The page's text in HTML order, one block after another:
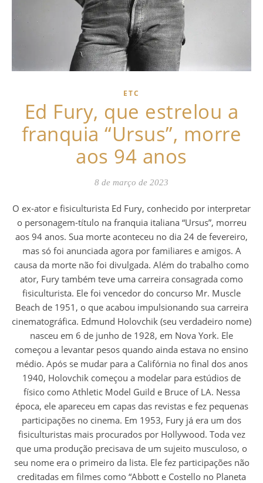
ETC
Ed Fury, que estrelou a
franquia “Ursus”, morre
aos 94 anos
8 de março de 2023
O ex-ator e fisiculturista Ed Fury, conhecido por interpretar
o personagem-título na franquia italiana “Ursus”, morreu
aos 94 anos. Sua morte aconteceu no dia 24 de fevereiro,
mas só foi anunciada agora por familiares e amigos. A
causa da morte não foi divulgada. Além do trabalho como
ator, Fury também teve uma carreira consagrada como
fisiculturista. Ele foi vencedor do concurso Mr. Muscle
Beach de 1951, o que acabou impulsionando sua carreira
cinematográfica. Edmund Holovchik (seu verdadeiro nome)
nasceu em 6 de junho de 1928, em Nova York. Ele
começou a levantar pesos quando ainda estava no ensino
médio. Após se mudar para a Califórnia no final dos anos
1940, Holovchik começou a modelar para estúdios de
físico como Athletic Model Guild e Bruce of LA. Nessa
época, ele apareceu em capas das revistas e fez pequenas
participações no cinema. Em 1953, Fury já era um dos
fisiculturistas mais procurados por Hollywood. Toda vez
que uma produção precisava de um sujeito musculoso, o
seu nome era o primeiro da lista. Ele fez participações não
creditadas em filmes como “Abbott e Costello no Planeta